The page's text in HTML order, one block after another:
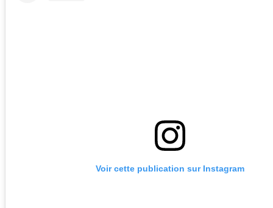
Voir cette publication sur Instagram